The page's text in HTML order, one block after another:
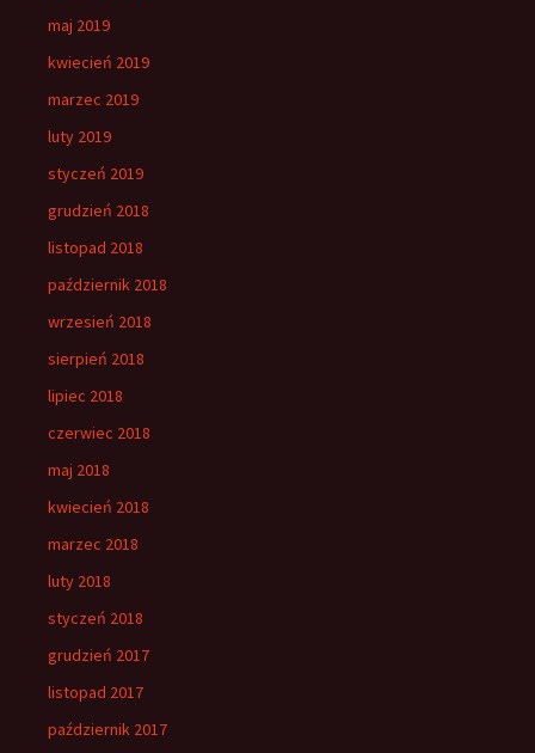
maj 2019
kwiecień 2019
marzec 2019
luty 2019
styczeń 2019
grudzień 2018
listopad 2018
październik 2018
wrzesień 2018
sierpień 2018
lipiec 2018
czerwiec 2018
maj 2018
kwiecień 2018
marzec 2018
luty 2018
styczeń 2018
grudzień 2017
listopad 2017
październik 2017